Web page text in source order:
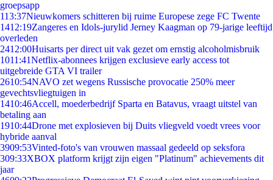
groepsapp
113:37Nieuwkomers schitteren bij ruime Europese zege FC Twente
1412:19Zangeres en Idols-jurylid Jerney Kaagman op 79-jarige leeftijd
overleden
2412:00Huisarts per direct uit vak gezet om ernstig alcoholmisbruik
1011:41Netflix-abonnees krijgen exclusieve early access tot
uitgebreide GTA VI trailer
2610:54NAVO zet wegens Russische provocatie 250% meer
gevechtsvliegtuigen in
1410:46Accell, moederbedrijf Sparta en Batavus, vraagt uitstel van
betaling aan
1910:44Drone met explosieven bij Duits vliegveld voedt vrees voor
hybride aanval
3909:53Vinted-foto's van vrouwen massaal gedeeld op seksfora
309:33XBOX platform krijgt zijn eigen "Platinum" achievements dit
jaar